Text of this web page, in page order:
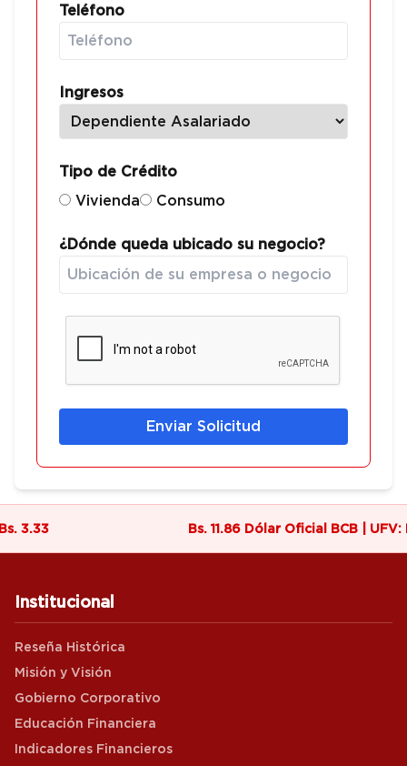
Teléfono
Ingresos
Tipo de Crédito
Vivienda
Consumo
¿Dónde queda ubicado su negocio?
Enviar Solicitud
3.33 Bs. 11.86 Dólar Oficial BCB | UFV:
Institucional
Reseña Histórica
Misión y Visión
Gobierno Corporativo
Educación Financiera
Indicadores Financieros